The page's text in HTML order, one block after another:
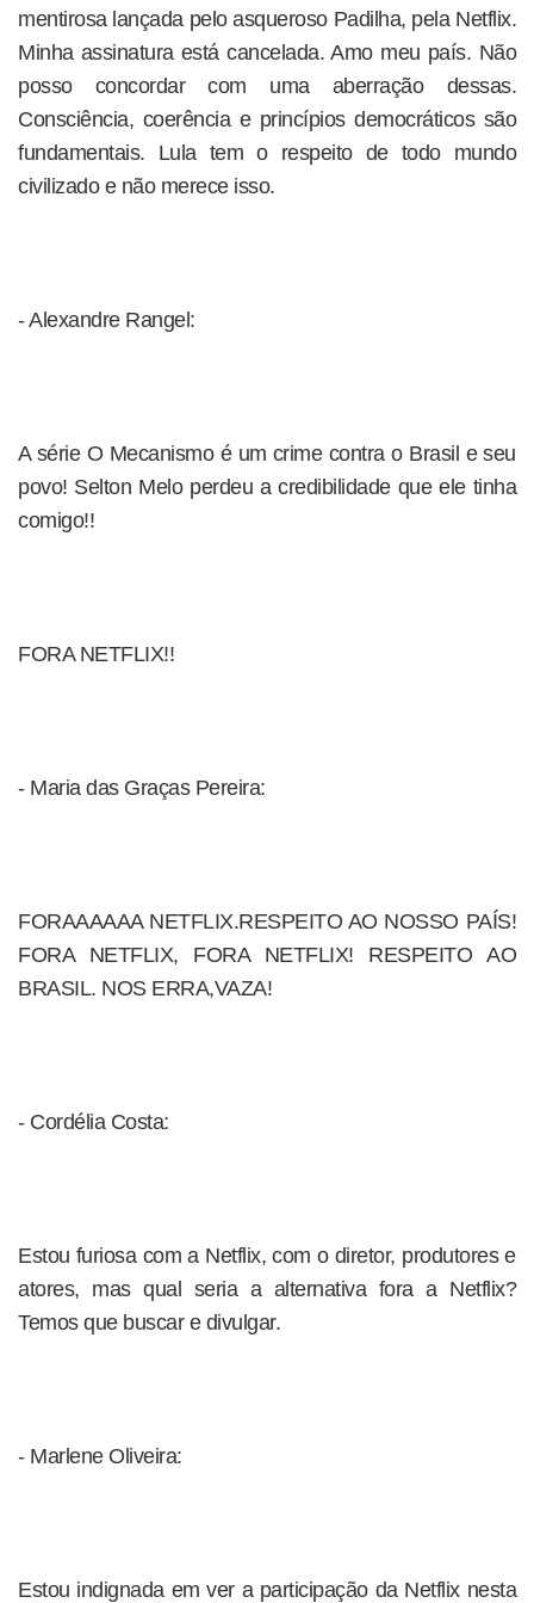
mentirosa lançada pelo asqueroso Padilha, pela Netflix.
Minha assinatura está cancelada. Amo meu país. Não
posso concordar com uma aberração dessas.
Consciência, coerência e princípios democráticos são
fundamentais. Lula tem o respeito de todo mundo
civilizado e não merece isso.
- Alexandre Rangel:
A série O Mecanismo é um crime contra o Brasil e seu
povo! Selton Melo perdeu a credibilidade que ele tinha
comigo!!
FORA NETFLIX!!
- Maria das Graças Pereira:
FORAAAAAA NETFLIX.RESPEITO AO NOSSO PAÍS!
FORA NETFLIX, FORA NETFLIX! RESPEITO AO
BRASIL. NOS ERRA,VAZA!
- Cordélia Costa:
Estou furiosa com a Netflix, com o diretor, produtores e
atores, mas qual seria a alternativa fora a Netflix?
Temos que buscar e divulgar.
- Marlene Oliveira:
Estou indignada em ver a participação da Netflix nesta